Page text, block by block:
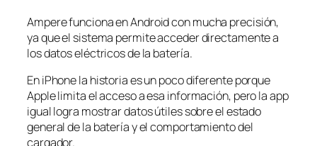
Ampere funciona en Android con mucha precisión,
ya que el sistema permite acceder directamente a
los datos eléctricos de la batería.
En iPhone la historia es un poco diferente porque
Apple limita el acceso a esa información, pero la app
igual logra mostrar datos útiles sobre el estado
general de la batería y el comportamiento del
cargador.